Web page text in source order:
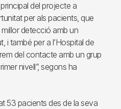
del projecte a
per als pacients, que
detecció amb un
i també per a l’Hospital de
del contacte amb un grup
nivell”, segons ha
53 pacients des de la seva